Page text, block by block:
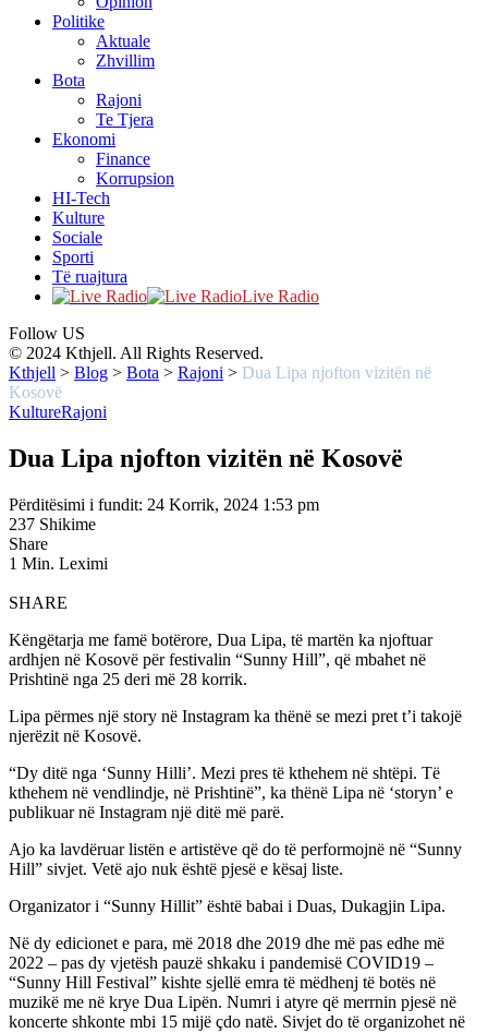
Politike
Aktuale
Zhvillim
Bota
Rajoni
Te Tjera
Ekonomi
Finance
Korrupsion
HI-Tech
Kulture
Sociale
Sporti
Të ruajtura
Live Radio
Follow US
© 2024 Kthjell. All Rights Reserved.
Kthjell > Blog > Bota > Rajoni > Dua Lipa njofton vizitën në
Kosovë
KultureRajoni
Dua Lipa njofton vizitën në Kosovë
Përditësimi i fundit: 24 Korrik, 2024 1:53 pm
237 Shikime
Share
1 Min. Leximi
SHARE
Këngëtarja me famë botërore, Dua Lipa, të martën ka njoftuar
ardhjen në Kosovë për festivalin “Sunny Hill”, që mbahet në
Prishtinë nga 25 deri më 28 korrik.
Lipa përmes një story në Instagram ka thënë se mezi pret t’i takojë
njerëzit në Kosovë.
“Dy ditë nga ‘Sunny Hilli’. Mezi pres të kthehem në shtëpi. Të
kthehem në vendlindje, në Prishtinë”, ka thënë Lipa në ‘storyn’ e
publikuar në Instagram një ditë më parë.
Ajo ka lavdëruar listën e artistëve që do të performojnë në “Sunny
Hill” sivjet. Vetë ajo nuk është pjesë e kësaj liste.
Organizator i “Sunny Hillit” është babai i Duas, Dukagjin Lipa.
Në dy edicionet e para, më 2018 dhe 2019 dhe më pas edhe më
2022 – pas dy vjetësh pauzë shkaku i pandemisë COVID19 –
“Sunny Hill Festival” kishte sjellë emra të mëdhenj të botës në
muzikë me në krye Dua Lipën. Numri i atyre që merrnin pjesë në
koncerte shkonte mbi 15 mijë çdo natë. Sivjet do të organizohet në